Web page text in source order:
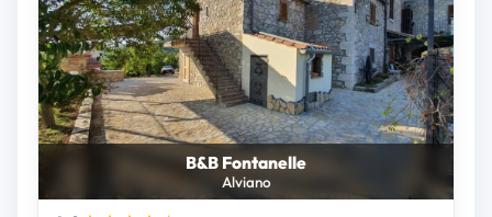
B&B Fontanelle
Alviano